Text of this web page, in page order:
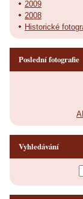
2009
2008
Historické
Poslední fotografie
Vyhledávání